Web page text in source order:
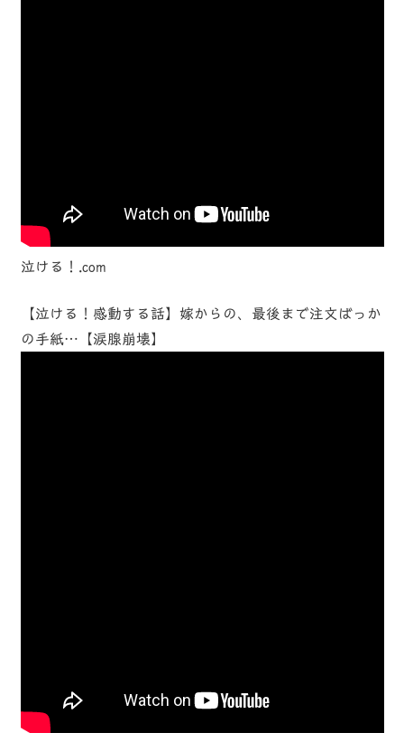
泣ける！.com
【泣ける！感動する話】嫁からの、最後まで注文ばっか
の手紙…【涙腺崩壊】